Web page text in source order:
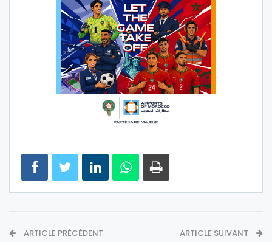
ARTICLE PRÉCÉDENT ARTICLE SUIVANT